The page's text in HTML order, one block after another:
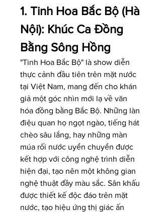
1. Tinh Hoa Bắc Bộ (Hà
Nội): Khúc Ca Đồng
Bằng Sông Hồng
"Tinh Hoa Bắc Bộ" là show diễn
thực cảnh đầu tiên trên mặt nước
tại Việt Nam, mang đến cho khán
giả một góc nhìn mới lạ về văn
hóa đồng bằng Bắc Bộ. Những làn
điệu quan họ ngọt ngào, tiếng hát
chèo sâu lắng, hay những màn
múa rối nước uyển chuyển được
kết hợp với công nghệ trình diễn
hiện đại, tạo nên một không gian
nghệ thuật đầy màu sắc. Sân khấu
được thiết kế độc đáo trên mặt
nước, tạo hiệu ứng thị giác ấn